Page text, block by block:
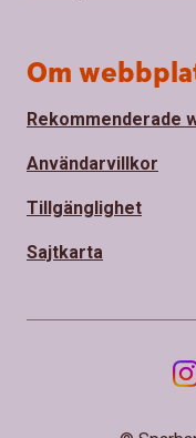
Om
Rekommenderade
Användarvillkor
Tillgänglighet
Sajtkarta